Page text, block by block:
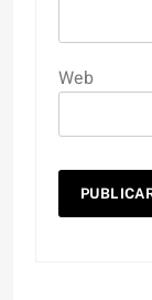
Web